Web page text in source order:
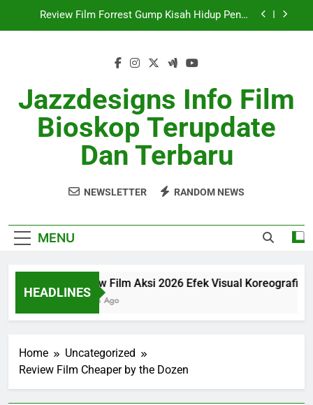
Makna
Review Film SciFi Modern Dengan Cerita Masa
Ulasan Film Indie 2026 Sukses Curi Perhatian
Review Film Aksi 2026 Efek Visual Koreografi
Realistis
Review Film Forrest Gump Kisah Hidup Penuh
Makna
Review Film SciFi Modern Dengan Cerita Masa
Depan
Ulasan Film Indie 2026 Sukses Curi Perhatian
Jazzdesigns Info Film
Bioskop Terupdate
Dan Terbaru
NEWSLETTER RANDOM NEWS
MENU
HEADLINES
Review Film Aksi 2026 Efek Visual Koreografi
1 Month Ago
Home
Uncategorized
Review Film Cheaper by the Dozen